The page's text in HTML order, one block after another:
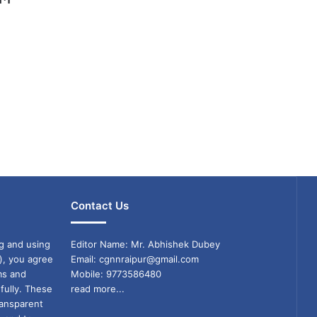
and using
you agree
and
These
Contact Us
Editor Name: Mr. Abhishek Dubey
Email: cgnnraipur@gmail.com
Mobile: 9773586480
read more...